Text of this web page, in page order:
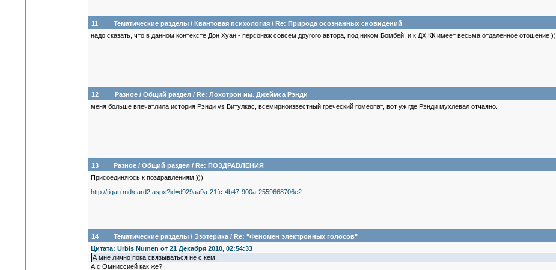
11 Тематические разделы/ Квантовая психология/ Re: Природа осознанных сновидений
надо сказать, что в данном контексте Дон Хуан - персонаж совсем другого автора, под ником Бомбей, и к ДХ КК имеет весьма отдаленное отошение ))
12 Разное/ Общий раздел/ Re: Лохотрон им. Джеймса Рэнди
меня больше впечатлила история Рэнди vs Витулкас, всемирноизвестный греческий гомеопат, вот уж где Рэнди мухлевал отчаяно.
13 Разное/ Общий раздел/ Re: ПОЗДРАВЛЕНИЯ
Присоединяюсь к поздравлениям )))
http://tigan.md/card2.aspx?id=d929aa9a-21fc-4b47-900a-2559668706e2
14 Тематические разделы/ Эзотерика/ Re: "Феномен электронных голосов"
Цитата: Urbis Numen от 21 Декабря 2010, 02:54:33
А мне лично пока связываться не с кем.
А с Омниссией как же?